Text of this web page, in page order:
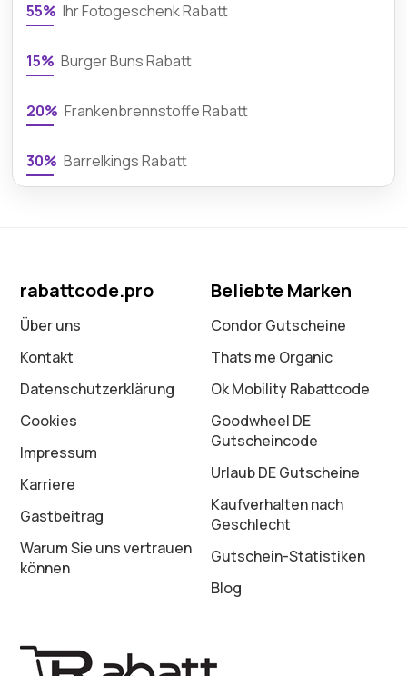
55% Ihr Fotogeschenk Rabatt
15% Burger Buns Rabatt
20% Frankenbrennstoffe Rabatt
30% Barrelkings Rabatt
rabattcode.pro
Über uns
Kontakt
Datenschutz­erklärung
Cookies
Impressum
Karriere
Gastbeitrag
Warum Sie uns vertrauen
können
Beliebte Marken
Condor Gutscheine
Thats me Organic
Ok Mobility Rabattcode
Goodwheel DE
Gutscheincode
Urlaub DE Gutscheine
Kaufverhalten nach
Geschlecht
Gutschein-Statistiken
Blog